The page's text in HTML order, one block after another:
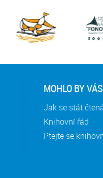
MOHLO BY
Jak se stát
Knihovní řád
Ptejte se